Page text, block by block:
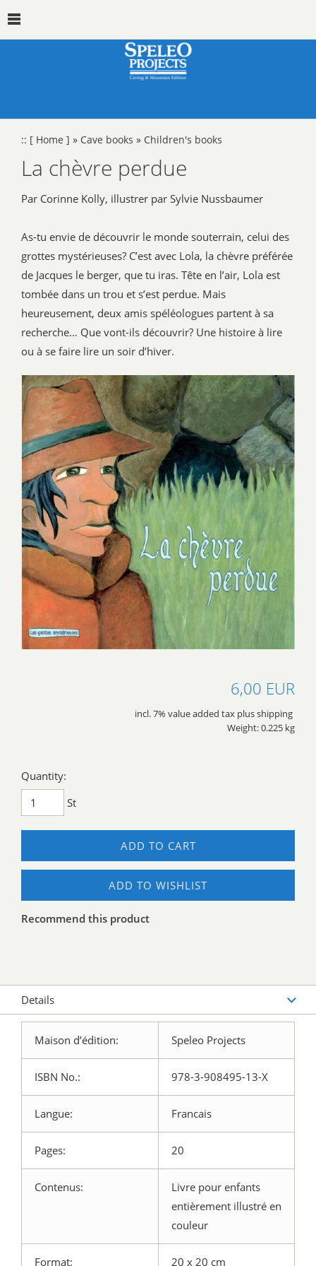
:: [ Home ] » Cave books » Children's books
La chèvre perdue
Par Corinne Kolly, illustrer par Sylvie Nussbaumer
As-tu envie de découvrir le monde souterrain, celui des
grottes mystérieuses? C’est avec Lola, la chèvre préférée
de Jacques le berger, que tu iras. Tête en l’air, Lola est
tombée dans un trou et s’est perdue. Mais
heureusement, deux amis spéléologues partent à sa
recherche… Que vont-ils découvrir? Une histoire à lire
ou à se faire lire un soir d’hiver.
6,00 EUR
incl. 7% value added tax plus shipping
Weight: 0.225 kg
Quantity:
St
ADD TO CART
ADD TO WISHLIST
Recommend this product
Details
Maison d’édition: Speleo Projects
ISBN No.: 978-3-908495-13-X
Langue: Francais
Pages: 20
Contenus:
Livre pour enfants
entièrement illustré en
couleur
Format: 20 x 20 cm